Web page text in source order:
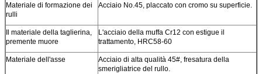
Materiale di formazione dei
rulli
Acciaio No.45, placcato con cromo su superficie.
Il materiale della taglierina,
premente muore
L'acciaio della muffa Cr12 con estigue il
trattamento, HRC58-60
Materiale dell'asse
Acciaio di alta qualità 45#, fresatura della
smerigliatrice del rullo.